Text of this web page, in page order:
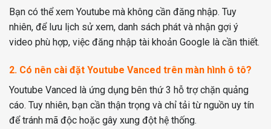
Bạn có thể xem Youtube mà không cần đăng nhập. Tuy
nhiên, để lưu lịch sử xem, danh sách phát và nhận gợi ý
video phù hợp, việc đăng nhập tài khoản Google là cần thiết.
2. Có nên cài đặt Youtube Vanced trên màn hình ô tô?
Youtube Vanced là ứng dụng bên thứ 3 hỗ trợ chặn quảng
cáo. Tuy nhiên, bạn cần thận trọng và chỉ tải từ nguồn uy tín
để tránh mã độc hoặc gây xung đột hệ thống.